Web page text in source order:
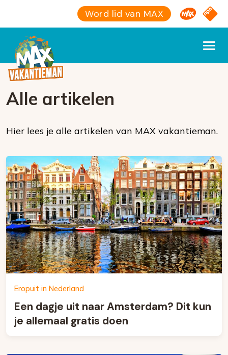
Word lid van MAX Omroep
NPO
Alle artikelen
Hier lees je alle artikelen van MAX vakantieman.
Eropuit in Nederland
Een dagje uit naar Amsterdam? Dit kun
je allemaal gratis doen